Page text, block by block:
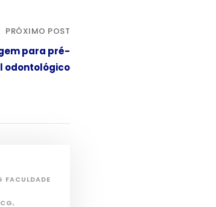
PRÓXIMO POST
para pré-
odontológico
FACULDADE
,